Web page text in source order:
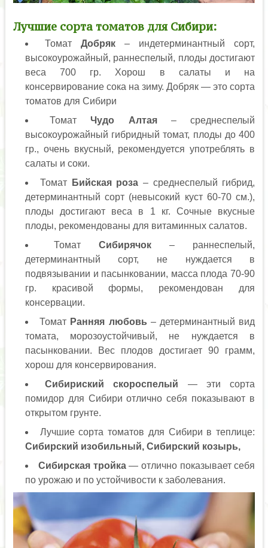
Лучшие сорта томатов для Сибири:
Томат Добряк – индетерминантный сорт,
высокоурожайный, раннеспелый, плоды достигают
веса 700 гр. Хорош в салаты и на
консервирование сока на зиму. Добряк — это сорта
томатов для Сибири
ТоматЧудо Алтая– среднеспелый
высокоурожайный гибридный томат, плоды до 400
гр., очень вкусный, рекомендуется употреблять в
салаты и соки.
Томат
Бийская роза– среднеспелый гибрид,
детерминантный сорт (невысокий куст 60-70 см.),
плоды достигают веса в 1 кг. Сочные вкусные
плоды, рекомендованы для витаминных салатов.
ТоматСибирячок – раннеспелый,
детерминантный сорт, не нуждается в
подвязывании и пасынковании, масса плода 70-90
гр. красивой формы, рекомендован для
консервации.
Томат Ранняя любовь – детерминантный вид
томата, морозоустойчивый, не нуждается в
пасынковании. Вес плодов достигает 90 грамм,
хорош для консервирования.
Сибириский скороспелый — эти сорта
помидор для Сибири отлично себя показывают в
открытом грунте.
Лучшие сорта томатов для Сибири в теплице:
Сибирский изобильный, Сибирский козырь,
Сибирская тройка— отлично показывает себя
по урожаю и по устойчивости к заболевания.